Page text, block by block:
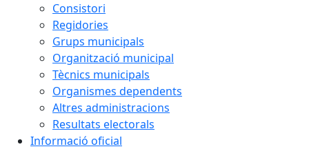
Consistori
Regidories
Grups municipals
Organització municipal
Tècnics municipals
Organismes dependents
Altres administracions
Resultats electorals
Informació oficial